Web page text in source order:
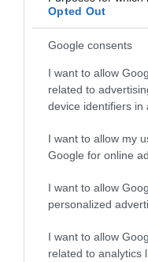
Opted Out
Google consents
I want to allow
related to
device identifiers in
I want to allow my
Google for online
I want to allow
personalized
I want to allow
related to analytics
Kunszentmiklós
Lakitelek –
Tősfürdő
Leányfalu
Lenti
Makó